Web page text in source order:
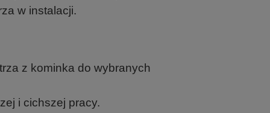
w instalacji.
z kominka do wybranych
i cichszej pracy.